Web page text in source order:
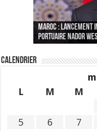
MAROC :
portuaire Nador
Le Wali Ait Taleb
nouveau
sang nouveau à
Fès : La 70e
Fédération
des écrivains s’est
Paris va présenter
« plusieurs
profils « dangereux
CGEM: le binôme
tête de la
Calendrier
L
M M
5
6 7